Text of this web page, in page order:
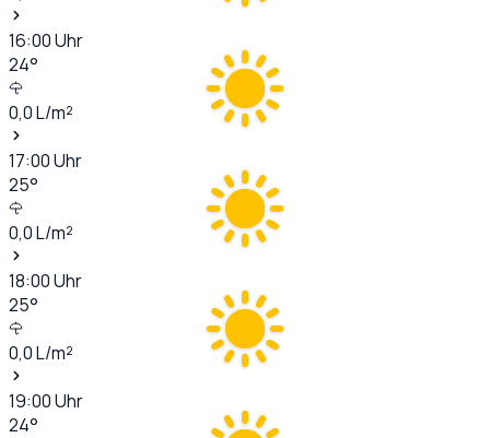
16:00Uhr
24°
0,0L/m²
17:00Uhr
25°
0,0L/m²
18:00Uhr
25°
0,0L/m²
19:00Uhr
24°